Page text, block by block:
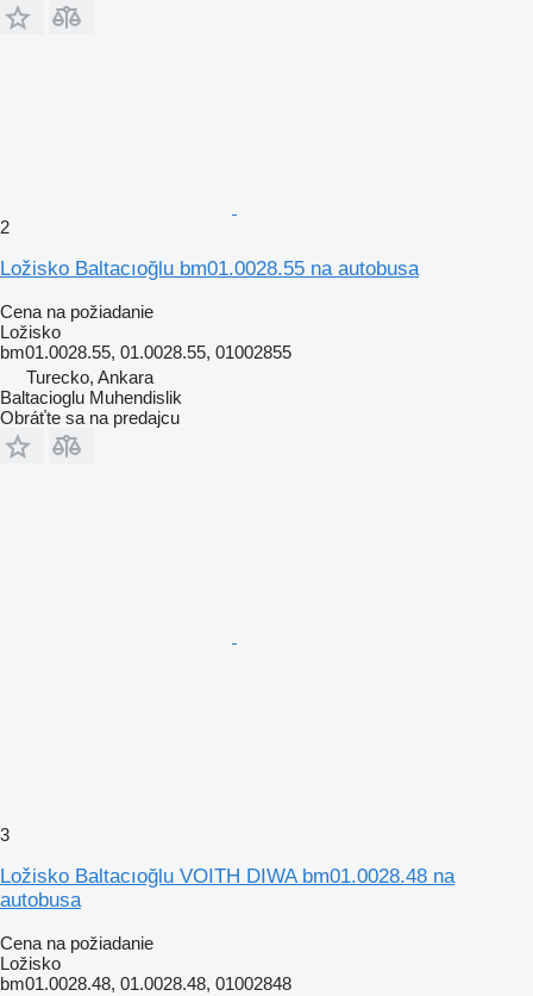
2
Ložisko Baltacıoğlu bm01.0028.55 na autobusa
Cena na požiadanie
Ložisko
bm01.0028.55, 01.0028.55, 01002855
Turecko, Ankara
Baltacioglu Muhendislik
Obráťte sa na predajcu
3
Ložisko Baltacıoğlu VOITH DIWA bm01.0028.48 na
autobusa
Cena na požiadanie
Ložisko
bm01.0028.48, 01.0028.48, 01002848